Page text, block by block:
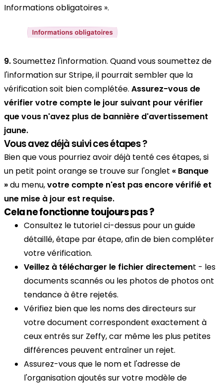
Informations obligatoires ».
9.Soumettez l'information. Quand vous soumettez de
l'information sur Stripe, il pourrait sembler que la
vérification soit bien complétée. Assurez-vous de
vérifier votre compte le jour suivant pour vérifier
que vous n'avez plus de bannière d'avertissement
jaune.
Vous avez déjà suivi ces étapes ?
Bien que vous pourriez avoir déjà tenté ces étapes, si
un petit point orange se trouve sur l'onglet « Banque
»du menu,votre compte n'est pas encore vérifié et
une mise à jour est requise.
Cela ne fonctionne toujours pas ?
Consultez le tutoriel ci-dessus pour un guide
détaillé, étape par étape, afin de bien compléter
votre vérification.
Veillez à télécharger le fichier directement - les
documents scannés ou les photos de photos ont
tendance à être rejetés.
Vérifiez bien que les noms des directeurs sur
votre document correspondent exactement à
ceux entrés sur Zeffy, car même les plus petites
différences peuvent entraîner un rejet.
Assurez-vous que le nom et l'adresse de
l'organisation ajoutés sur votre modèle de